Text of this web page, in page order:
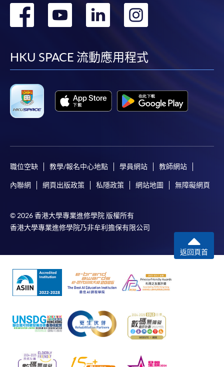
轉
facebook
轉
youtube
轉
linkedin
HKU SPACE 流動應用程式
職位空缺 教學/報名中心地點 學員網站 教師網站
內聯網 網頁出版政策 私隱政策 網站地圖 無障礙網頁
© 2026 香港大學專業進修學院 版權所有
香港大學專業進修學院乃非牟利擔保有限公司
返回頁首